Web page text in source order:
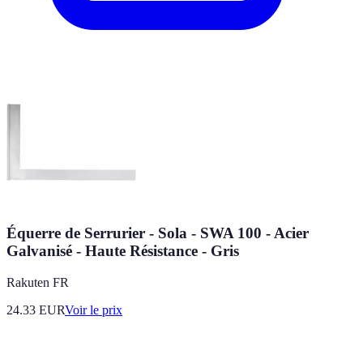
Équerre de Serrurier - Sola - SWA 100 - Acier
Galvanisé - Haute Résistance - Gris
Rakuten FR
24.33 EURVoir le prix